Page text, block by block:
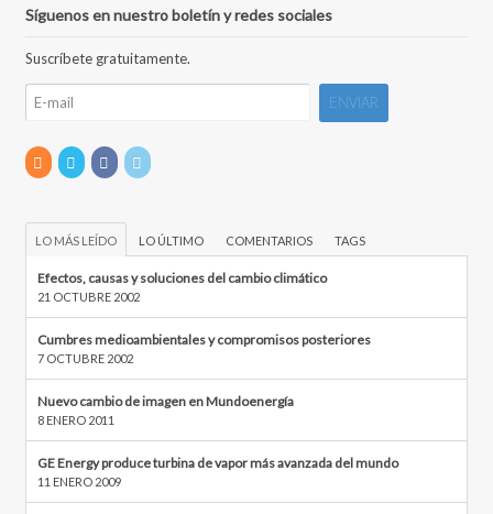
Síguenos en nuestro boletín y redes sociales
Suscríbete gratuitamente.
LO MÁS LEÍDO LO ÚLTIMO COMENTARIOS TAGS
Efectos, causas y soluciones del cambio climático
21 OCTUBRE 2002
Cumbres medioambientales y compromisos posteriores
7 OCTUBRE 2002
Nuevo cambio de imagen en Mundoenergía
8 ENERO 2011
GE Energy produce turbina de vapor más avanzada del mundo
11 ENERO 2009